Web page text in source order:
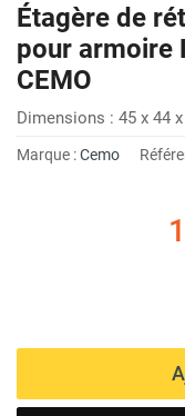
Étagère de
pour armoire
CEMO
Dimensions : 45 x 44
Marque :Cemo